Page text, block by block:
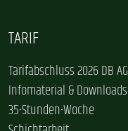
TARIF
Tarifabschluss 2026 DB AG
Infomaterial & Downloads
35-Stunden-Woche